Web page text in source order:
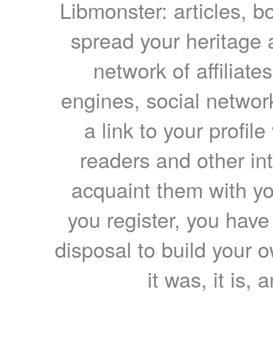
Libmonster: articles,
spread your heritage
network of
engines, social
a link to your
readers and other
acquaint them with
you register, you
disposal to build your
it was, it is,